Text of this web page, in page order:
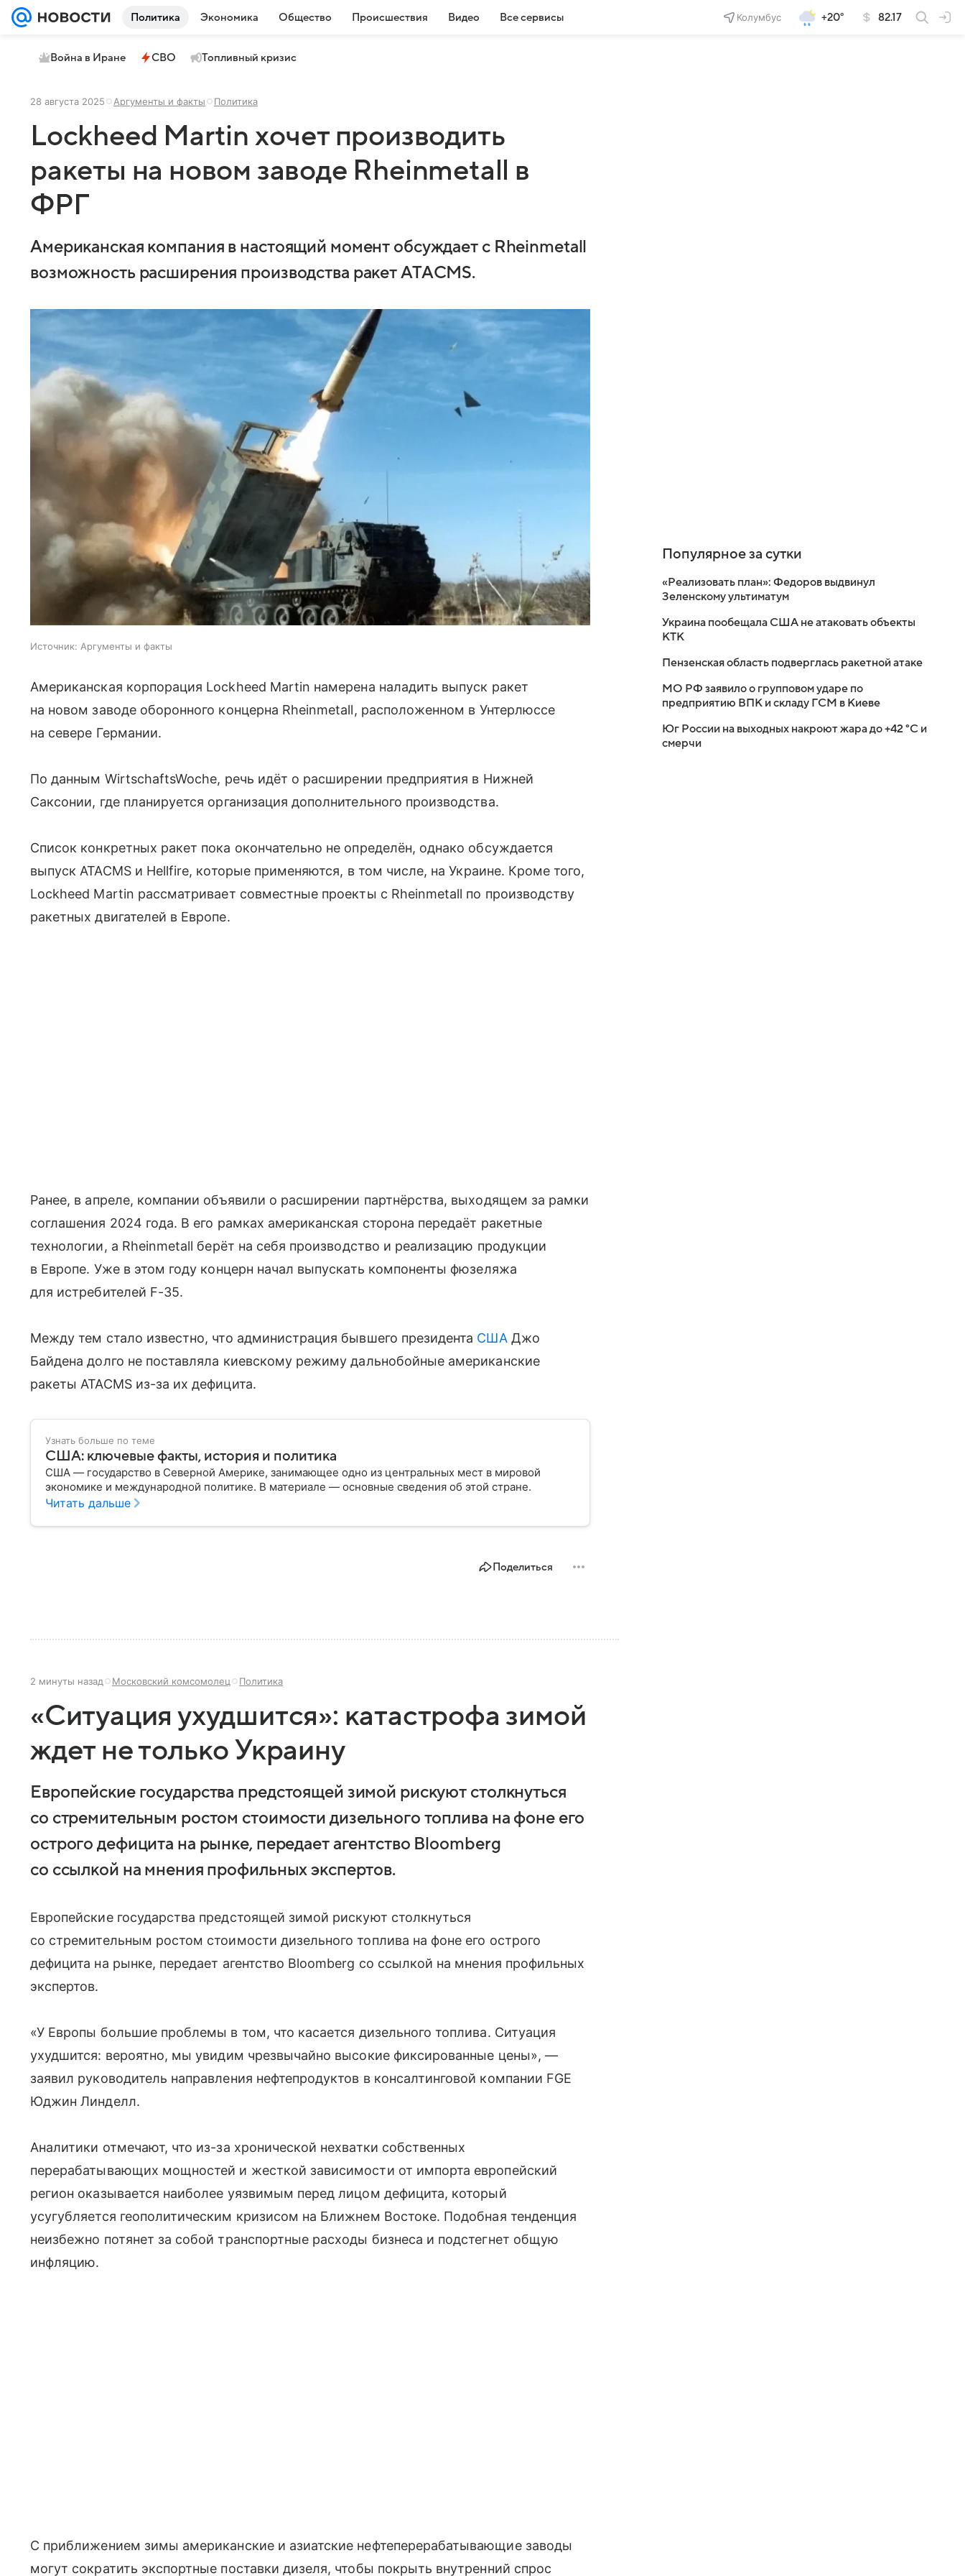
Политика Экономика Общество Происшествия Видео Все сервисы Колумбус +20° 82.17
Война в Иране СВО Топливный кризис
28 августа 2025 Аргументы и факты Политика
Lockheed Martin хочет производить
ракеты на новом заводе Rheinmetall в
ФРГ
Американская компания в настоящий момент обсуждает с Rheinmetall
возможность расширения производства ракет ATACMS.
Источник: Аргументы и факты
Американская корпорация Lockheed Martin намерена наладить выпуск ракет
на новом заводе оборонного концерна Rheinmetall, расположенном в Унтерлюссе
на севере Германии.
По данным WirtschaftsWoche, речь идёт о расширении предприятия в Нижней
Саксонии, где планируется организация дополнительного производства.
Список конкретных ракет пока окончательно не определён, однако обсуждается
выпуск ATACMS и Hellfire, которые применяются, в том числе, на Украине. Кроме того,
Lockheed Martin рассматривает совместные проекты с Rheinmetall по производству
ракетных двигателей в Европе.
Ранее, в апреле, компании объявили о расширении партнёрства, выходящем за рамки
соглашения 2024 года. В его рамках американская сторона передаёт ракетные
технологии, а Rheinmetall берёт на себя производство и реализацию продукции
в Европе. Уже в этом году концерн начал выпускать компоненты фюзеляжа
для истребителей F-35.
Между тем стало известно, что администрация бывшего президента СШАДжо
Байдена долго не поставляла киевскому режиму дальнобойные американские
ракеты ATACMS из-за их дефицита.
Узнать больше по теме
США: ключевые факты, история и политика
США — государство в Северной Америке, занимающее одно из центральных мест в мировой
экономике и международной политике. В материале — основные сведения об этой стране.
Читать дальше
Поделиться
2 минуты назад Московский комсомолец Политика
«Ситуация ухудшится»: катастрофа зимой
ждет не только Украину
Европейские государства предстоящей зимой рискуют столкнуться
со стремительным ростом стоимости дизельного топлива на фоне его
острого дефицита на рынке, передает агентство Bloomberg
со ссылкой на мнения профильных экспертов.
Европейские государства предстоящей зимой рискуют столкнуться
со стремительным ростом стоимости дизельного топлива на фоне его острого
дефицита на рынке, передает агентство Bloomberg со ссылкой на мнения профильных
экспертов.
«У Европы большие проблемы в том, что касается дизельного топлива. Ситуация
ухудшится: вероятно, мы увидим чрезвычайно высокие фиксированные цены», —
заявил руководитель направления нефтепродуктов в консалтинговой компании FGE
Юджин Линделл.
Аналитики отмечают, что из-за хронической нехватки собственных
перерабатывающих мощностей и жесткой зависимости от импорта европейский
регион оказывается наиболее уязвимым перед лицом дефицита, который
усугубляется геополитическим кризисом на Ближнем Востоке. Подобная тенденция
неизбежно потянет за собой транспортные расходы бизнеса и подстегнет общую
инфляцию.
С приближением зимы американские и азиатские нефтеперерабатывающие заводы
могут сократить экспортные поставки дизеля, чтобы покрыть внутренний спрос
Популярное за сутки
«Реализовать план»: Федоров выдвинул
Зеленскому ультиматум
Украина пообещала США не атаковать объекты
КТК
Пензенская область подверглась ракетной атаке
МО РФ заявило о групповом ударе по
предприятию ВПК и складу ГСМ в Киеве
Юг России на выходных накроют жара до +42 °C и
смерчи